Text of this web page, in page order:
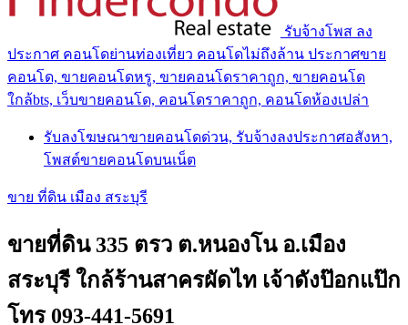
รับจ้างโพส ลง
ประกาศ คอนโดย่านท่องเที่ยว คอนโดไม่ถึงล้าน ประกาศขาย
คอนโด, ขายคอนโดหรู, ขายคอนโดราคาถูก, ขายคอนโด
ใกล้bts, เว็บขายคอนโด, คอนโดราคาถูก, คอนโดห้องเปล่า
รับลงโฆษณาขายคอนโดด่วน, รับจ้างลงประกาศอสังหา,
โพสต์ขายคอนโดบนเน็ต
ขาย ที่ดิน เมือง สระบุรี
ขายที่ดิน 335 ตรว ต.หนองโน อ.เมือง
สระบุรี ใกล้ร้านสาครผัดไท เจ้าดังป๊อกแป๊ก
โทร 093-441-5691